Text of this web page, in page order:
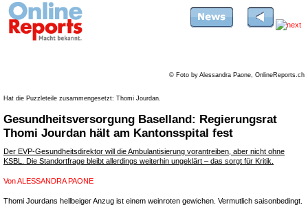
© Foto by Alessandra Paone, OnlineReports.ch
Hat die Puzzleteile zusammengesetzt: Thomi Jourdan.
Gesundheitsversorgung Baselland: Regierungsrat
Thomi Jourdan hält am Kantonsspital fest
Der EVP-Gesundheitsdirektor will die Ambulantisierung vorantreiben, aber nicht ohne
KSBL. Die Standortfrage bleibt allerdings weiterhin ungeklärt – das sorgt für Kritik.
VonALESSANDRA PAONE
Thomi Jourdans hellbeiger Anzug ist einem weinroten gewichen. Vermutlich saisonbedingt.